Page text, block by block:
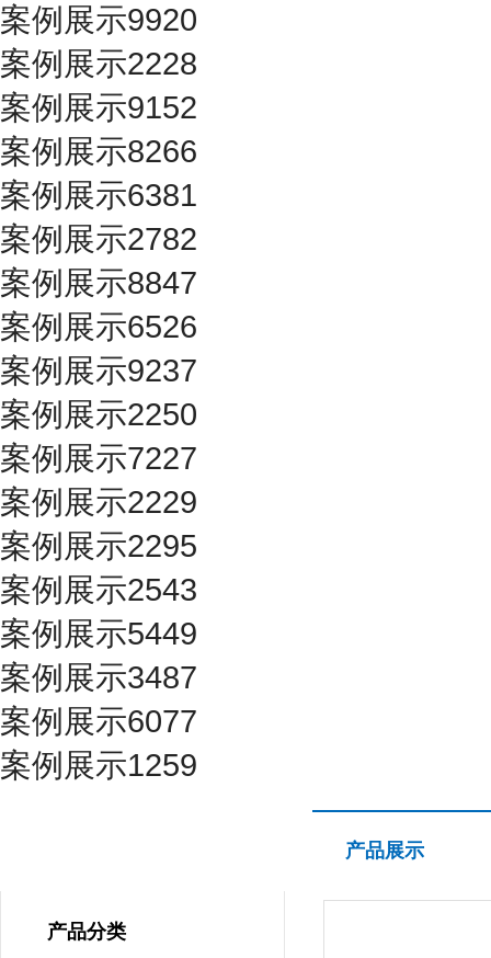
案例展示9920
案例展示2228
案例展示9152
案例展示8266
案例展示6381
案例展示2782
案例展示8847
案例展示6526
案例展示9237
案例展示2250
案例展示7227
案例展示2229
案例展示2295
案例展示2543
案例展示5449
案例展示3487
案例展示6077
案例展示1259
产品分类
产品展示